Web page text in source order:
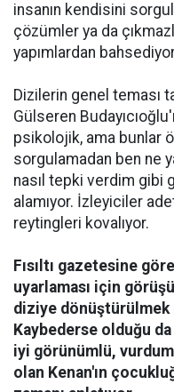
insanın kendisini
çözümler ya da
yapımlardan
Dizilerin genel teması
Gülseren
psikolojik, ama bunlar
sorgulamadan ben ne
nasıl tepki verdim gibi
alamıyor. İzleyiciler
reytingleri kovalıyor.
Fısıltı gazetesine
uyarlaması için
diziye dönüştürülmek
Kaybederse olduğu
iyi görünümlü,
olan Kenan'ın